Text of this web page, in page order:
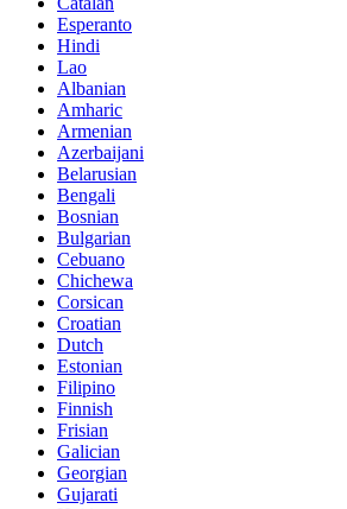
Esperanto
Hindi
Lao
Albanian
Amharic
Armenian
Azerbaijani
Belarusian
Bengali
Bosnian
Bulgarian
Cebuano
Chichewa
Corsican
Croatian
Dutch
Estonian
Filipino
Finnish
Frisian
Galician
Georgian
Gujarati